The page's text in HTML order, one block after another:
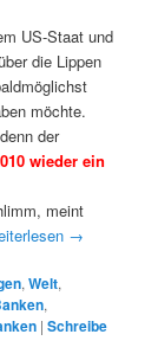
US-Staat und
die Lippen
möchte.
der
wieder ein
meint
→
,Welt,
,
|Schreibe